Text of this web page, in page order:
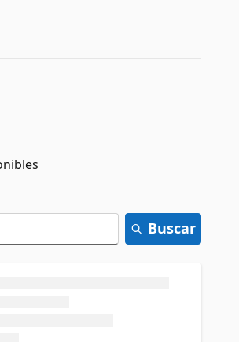
Buscar